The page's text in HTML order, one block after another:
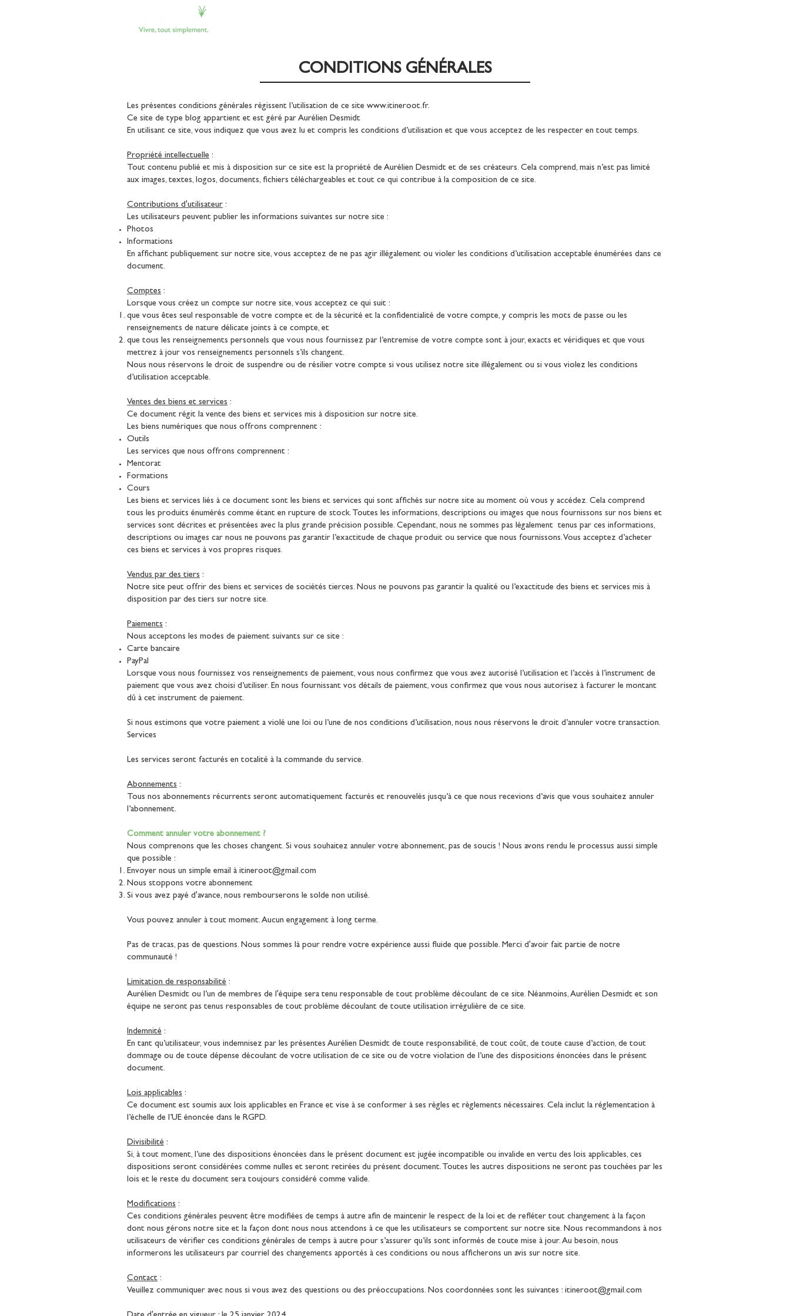
CONDITIONS GÉNÉRALES
Les présentes conditions générales régissent l’utilisation de ce site www.itineroot.fr.
Ce site de type blog appartient et est géré par Aurélien Desmidt
En utilisant ce site, vous indiquez que vous avez lu et compris les conditions d’utilisation et que vous acceptez de les respecter en tout temps.
Propriété intellectuelle :
Tout contenu publié et mis à disposition sur ce site est la propriété de Aurélien Desmidt et de ses créateurs. Cela comprend, mais n’est pas limité
aux images, textes, logos, documents, fichiers téléchargeables et tout ce qui contribue à la composition de ce site.
Contributions d'utilisateur :
Les utilisateurs peuvent publier les informations suivantes sur notre site :
Photos
Informations
En affichant publiquement sur notre site, vous acceptez de ne pas agir illégalement ou violer les conditions d’utilisation acceptable énumérées dans ce
document.
Comptes :
Lorsque vous créez un compte sur notre site, vous acceptez ce qui suit :
que vous êtes seul responsable de votre compte et de la sécurité et la confidentialité de votre compte, y compris les mots de passe ou les
renseignements de nature délicate joints à ce compte, et
que tous les renseignements personnels que vous nous fournissez par l’entremise de votre compte sont à jour, exacts et véridiques et que vous
mettrez à jour vos renseignements personnels s’ils changent.
Nous nous réservons le droit de suspendre ou de résilier votre compte si vous utilisez notre site illégalement ou si vous violez les conditions
d’utilisation acceptable.
Ventes des biens et services :
Ce document régit la vente des biens et services mis à disposition sur notre site.
Les biens numériques que nous offrons comprennent :
Outils
Les services que nous offrons comprennent :
Mentorat
Formations
Cours
Les biens et services liés à ce document sont les biens et services qui sont affichés sur notre site au moment où vous y accédez. Cela comprend
tous les produits énumérés comme étant en rupture de stock. Toutes les informations, descriptions ou images que nous fournissons sur nos biens et
services sont décrites et présentées avec la plus grande précision possible. Cependant, nous ne sommes pas légalement tenus par ces informations,
descriptions ou images car nous ne pouvons pas garantir l’exactitude de chaque produit ou service que nous fournissons. Vous acceptez d’acheter
ces biens et services à vos propres risques.
Vendus par des tiers :
Notre site peut offrir des biens et services de sociétés tierces. Nous ne pouvons pas garantir la qualité ou l’exactitude des biens et services mis à
disposition par des tiers sur notre site.
Paiements :
Nous acceptons les modes de paiement suivants sur ce site :
Carte bancaire
PayPal
Lorsque vous nous fournissez vos renseignements de paiement, vous nous confirmez que vous avez autorisé l’utilisation et l’accès à l’instrument de
paiement que vous avez choisi d’utiliser. En nous fournissant vos détails de paiement, vous confirmez que vous nous autorisez à facturer le montant
dû à cet instrument de paiement.
Si nous estimons que votre paiement a violé une loi ou l’une de nos conditions d’utilisation, nous nous réservons le droit d’annuler votre transaction.
Services
Les services seront facturés en totalité à la commande du service.
Abonnements :
Tous nos abonnements récurrents seront automatiquement facturés et renouvelés jusqu’à ce que nous recevions d’avis que vous souhaitez annuler
l’abonnement.
Comment annuler votre abonnement ?
Nous comprenons que les choses changent. Si vous souhaitez annuler votre abonnement, pas de soucis ! Nous avons rendu le processus aussi simple
que possible :
Envoyer nous un simple email à itineroot@gmail.com
Nous stoppons votre abonnement
Si vous avez payé d'avance, nous rembourserons le solde non utilisé.
Vous pouvez annuler à tout moment. Aucun engagement à long terme.
Pas de tracas, pas de questions. Nous sommes là pour rendre votre expérience aussi fluide que possible. Merci d'avoir fait partie de notre
communauté !
Limitation de responsabilité :
Aurélien Desmidt ou l’un de membres de l'équipe sera tenu responsable de tout problème découlant de ce site. Néanmoins, Aurélien Desmidt et son
équipe ne seront pas tenus responsables de tout problème découlant de toute utilisation irrégulière de ce site.
Indemnité :
En tant qu’utilisateur, vous indemnisez par les présentes Aurélien Desmidt de toute responsabilité, de tout coût, de toute cause d’action, de tout
dommage ou de toute dépense découlant de votre utilisation de ce site ou de votre violation de l’une des dispositions énoncées dans le présent
document.
Lois applicables :
Ce document est soumis aux lois applicables en France et vise à se conformer à ses règles et règlements nécessaires. Cela inclut la réglementation à
l’échelle de l’UE énoncée dans le RGPD.
Divisibilité :
Si, à tout moment, l’une des dispositions énoncées dans le présent document est jugée incompatible ou invalide en vertu des lois applicables, ces
dispositions seront considérées comme nulles et seront retirées du présent document. Toutes les autres dispositions ne seront pas touchées par les
lois et le reste du document sera toujours considéré comme valide.
Modifications :
Ces conditions générales peuvent être modifiées de temps à autre afin de maintenir le respect de la loi et de refléter tout changement à la façon
dont nous gérons notre site et la façon dont nous nous attendons à ce que les utilisateurs se comportent sur notre site. Nous recommandons à nos
utilisateurs de vérifier ces conditions générales de temps à autre pour s’assurer qu’ils sont informés de toute mise à jour. Au besoin, nous
informerons les utilisateurs par courriel des changements apportés à ces conditions ou nous afficherons un avis sur notre site.
Contact :
Veuillez communiquer avec nous si vous avez des questions ou des préoccupations. Nos coordonnées sont les suivantes : itineroot@gmail.com